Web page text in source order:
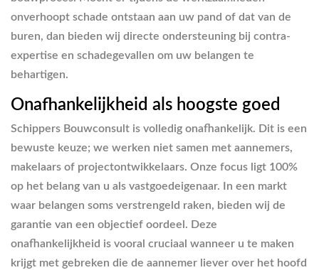
onverhoopt schade ontstaan aan uw pand of dat van de
buren, dan bieden wij directe ondersteuning bij contra-
expertise en schadegevallen om uw belangen te
behartigen.
Onafhankelijkheid als hoogste goed
Schippers Bouwconsult is volledig onafhankelijk. Dit is een
bewuste keuze; we werken niet samen met aannemers,
makelaars of projectontwikkelaars. Onze focus ligt 100%
op het belang van u als vastgoedeigenaar. In een markt
waar belangen soms verstrengeld raken, bieden wij de
garantie van een objectief oordeel. Deze
onafhankelijkheid is vooral cruciaal wanneer u te maken
krijgt met gebreken die de aannemer liever over het hoofd